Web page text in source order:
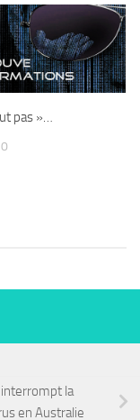
pas »…
interrompt la
en Australie